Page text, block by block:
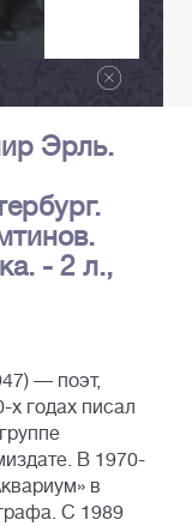
Эрль.
- 2 л.,
— поэт,
х годах писал
В 1970-
в
С 1989